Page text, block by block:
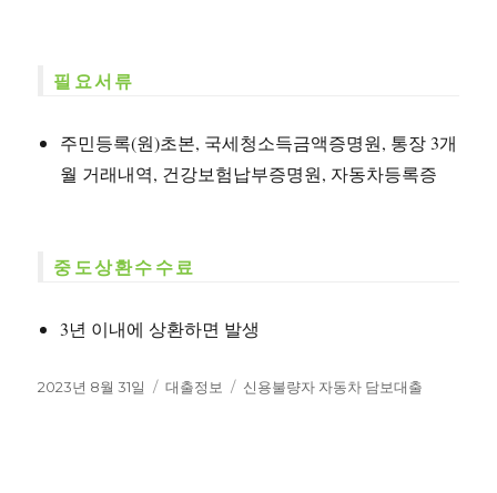
필요서류
주민등록(원)초본, 국세청소득금액증명원, 통장 3개
월 거래내역, 건강보험납부증명원, 자동차등록증
중도상환수수료
3년 이내에 상환하면 발생
작
2023년 8월 31일
카
대출정보
태
신용불량자 자동차 담보대출